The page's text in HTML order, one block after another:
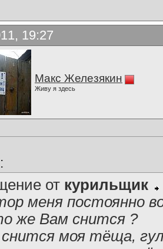
19:27
Макс Железякин
Живу я здесь
от курильщик
меня постоянно
же Вам снится ?
моя тёща,